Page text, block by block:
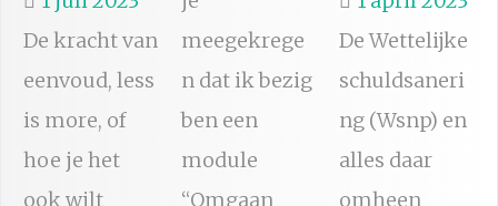
De kracht van
eenvoud, less
is more, of
hoe je het
ook wilt
meegekrege
n dat ik bezig
ben een
module
“Omgaan
De Wettelijke
schuldsaneri
ng (Wsnp) en
alles daar
omheen